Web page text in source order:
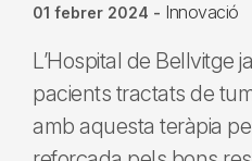
01 febrer 2024 - Innovació
L’Hospital de Bellvitge
pacients tractats de
amb aquesta teràpia